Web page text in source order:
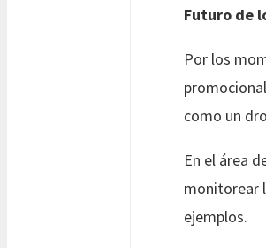
Futuro de
Por los
como un
En el área
monitorear
ejemplos.